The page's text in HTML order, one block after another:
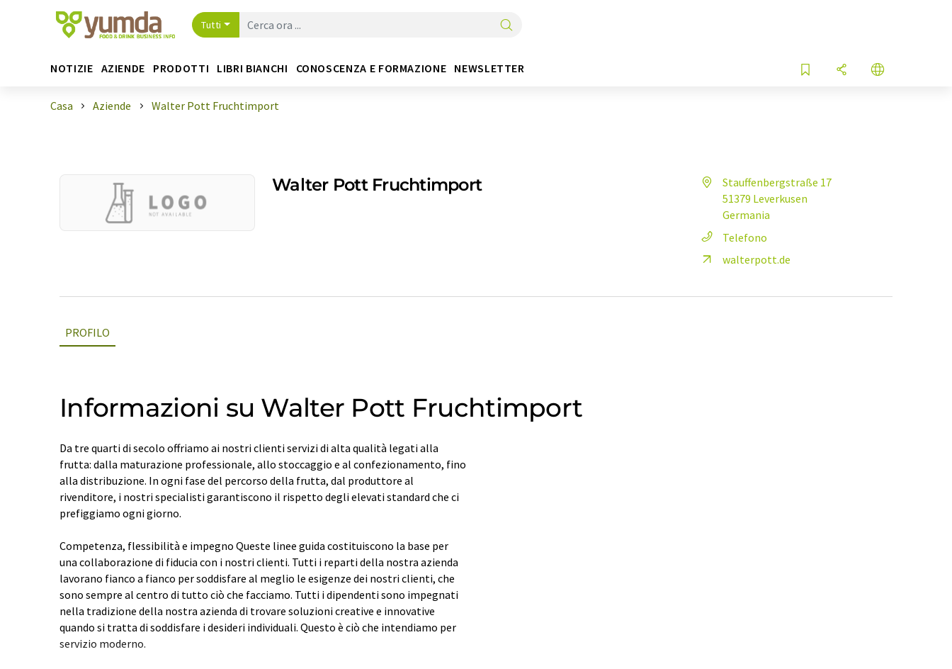
Tutti
NOTIZIE AZIENDE PRODOTTI LIBRI BIANCHI CONOSCENZA E FORMAZIONE NEWSLETTER
Casa Aziende Walter Pott Fruchtimport
Walter Pott Fruchtimport
Stauffenbergstraße 17
51379 Leverkusen
Germania
Telefono
walterpott.de
PROFILO
Informazioni su Walter Pott Fruchtimport
Da tre quarti di secolo offriamo ai nostri clienti servizi di alta qualità legati alla
frutta: dalla maturazione professionale, allo stoccaggio e al confezionamento, fino
alla distribuzione. In ogni fase del percorso della frutta, dal produttore al
rivenditore, i nostri specialisti garantiscono il rispetto degli elevati standard che ci
prefiggiamo ogni giorno.
Competenza, flessibilità e impegno Queste linee guida costituiscono la base per
una collaborazione di fiducia con i nostri clienti. Tutti i reparti della nostra azienda
lavorano fianco a fianco per soddisfare al meglio le esigenze dei nostri clienti, che
sono sempre al centro di tutto ciò che facciamo. Tutti i dipendenti sono impegnati
nella tradizione della nostra azienda di trovare soluzioni creative e innovative
quando si tratta di soddisfare i desideri individuali. Questo è ciò che intendiamo per
servizio moderno.